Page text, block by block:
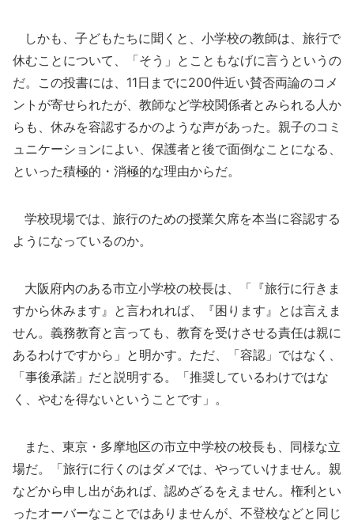
しかも、子どもたちに聞くと、小学校の教師は、旅行で
休むことについて、「そう」とこともなげに言うというの
だ。この投書には、11日までに200件近い賛否両論のコメ
ントが寄せられたが、教師など学校関係者とみられる人か
らも、休みを容認するかのような声があった。親子のコミ
ュニケーションによい、保護者と後で面倒なことになる、
といった積極的・消極的な理由からだ。
学校現場では、旅行のための授業欠席を本当に容認する
ようになっているのか。
大阪府内のある市立小学校の校長は、「『旅行に行きま
すから休みます』と言われれば、『困ります』とは言えま
せん。義務教育と言っても、教育を受けさせる責任は親に
あるわけですから」と明かす。ただ、「容認」ではなく、
「事後承諾」だと説明する。「推奨しているわけではな
く、やむを得ないということです」。
また、東京・多摩地区の市立中学校の校長も、同様な立
場だ。「旅行に行くのはダメでは、やっていけません。親
などから申し出があれば、認めざるをえません。権利とい
ったオーバーなことではありませんが、不登校などと同じ